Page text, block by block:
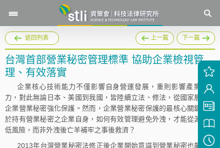
返回列表 上一篇 下一篇
台灣首部營業秘密管理標準 協助企業檢視管
理、有效落實
企業核心技術能力不僅影響自身營運發展，重則影響產業競爭
力，對此無論日本、美國到我國，皆陸續立法、修法，從國家層級對
企業營業秘密強化保護。然而，企業營業秘密保護的最核心關鍵仍在
於持有營業秘密之企業自身，如何有效管理避免外洩，才能從源頭降
低風險，而非外洩後亡羊補牢之事後救濟？
2013年台灣營業秘密法修正後企業開始意識到營業秘密也屬於智